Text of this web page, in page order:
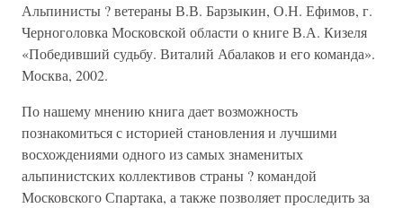
Альпинисты ? ветераны В.В. Барзыкин, О.Н. Ефимов, г.
Черноголовка Московской области о книге В.А. Кизеля
«Победивший судьбу. Виталий Абалаков и его команда».
Москва, 2002.
По нашему мнению книга дает возможность
познакомиться с историей становления и лучшими
восхождениями одного из самых знаменитых
альпинистских коллективов страны ? командой
Московского Спартака, а также позволяет проследить за